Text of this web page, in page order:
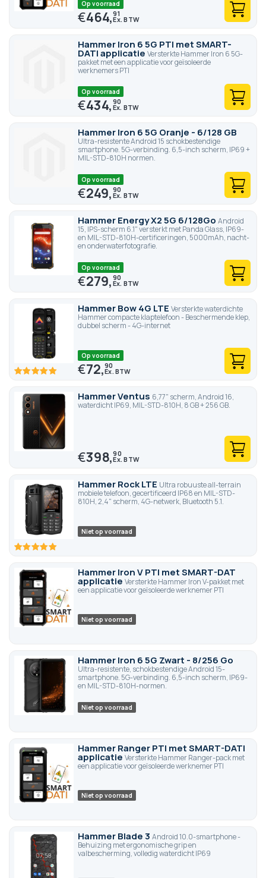
Op voorraad
€464,91
Hammer Iron 6 5G PTI met SMART-
DATI applicatie Versterkte Hammer Iron 6 5G-
pakket met een applicatie voor geïsoleerde
werknemers PTI
Op voorraad
€434,90
Hammer Iron 6 5G Oranje - 6/128 GB
Ultra-resistente Android 15 schokbestendige
smartphone. 5G-verbinding. 6,5-inch scherm, IP69 +
MIL-STD-810H normen.
Op voorraad
€249,90
Hammer Energy X2 5G 6/128Go Android
15, IPS-scherm 6.1" versterkt met Panda Glass, IP69-
en MIL-STD-810H-certificeringen, 5000mAh, nacht-
en onderwaterfotografie.
Op voorraad
€279,90
Hammer Bow 4G LTE Versterkte waterdichte
Hammer compacte klaptelefoon - Beschermende klep,
dubbel scherm - 4G-internet
100 100
Op voorraad
€72,90
Hammer Ventus 6,77" scherm, Android 16,
waterdicht IP69, MIL-STD-810H, 8 GB + 256 GB.
€398,90
Hammer Rock LTE Ultra robuuste all-terrain
mobiele telefoon, gecertificeerd IP68 en MIL-STD-
810H, 2,4" scherm, 4G-netwerk, Bluetooth 5.1.
100 100
Niet op voorraad
Hammer Iron V PTI met SMART-DAT
applicatie Versterkte Hammer Iron V-pakket met
een applicatie voor geïsoleerde werknemer PTI
Niet op voorraad
Hammer Iron 6 5G Zwart - 8/256 Go
Ultra-resistente, schokbestendige Android 15-
smartphone. 5G-verbinding. 6,5-inch scherm, IP69-
en MIL-STD-810H-normen.
Niet op voorraad
Hammer Ranger PTI met SMART-DATI
applicatie Versterkte Hammer Ranger-pack met
een applicatie voor geïsoleerde werknemer PTI
Niet op voorraad
Hammer Blade 3 Android 10.0-smartphone -
Behuizing met ergonomische grip en
valbescherming, volledig waterdicht IP69